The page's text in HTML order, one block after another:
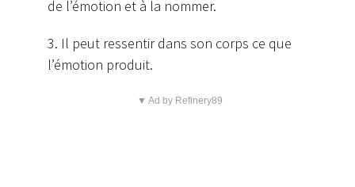
de l’émotion et à la nommer.
3. Il peut ressentir dans son corps ce que
l’émotion produit.
▼ Ad by Refinery89